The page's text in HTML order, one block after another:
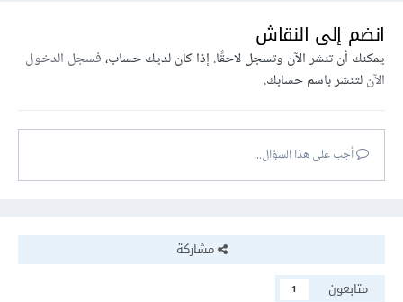
انضم إلى النقاش
يمكنك أن تنشر الآن وتسجل لاحقًا. إذا كان لديك حساب،فسجل الدخول
الآنلتنشر باسم حسابك.
أجب على هذا السؤال...
مشاركة
متابعون
1